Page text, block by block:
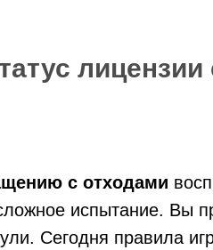
лицензии
с отходами
испытание. Вы
Сегодня правила